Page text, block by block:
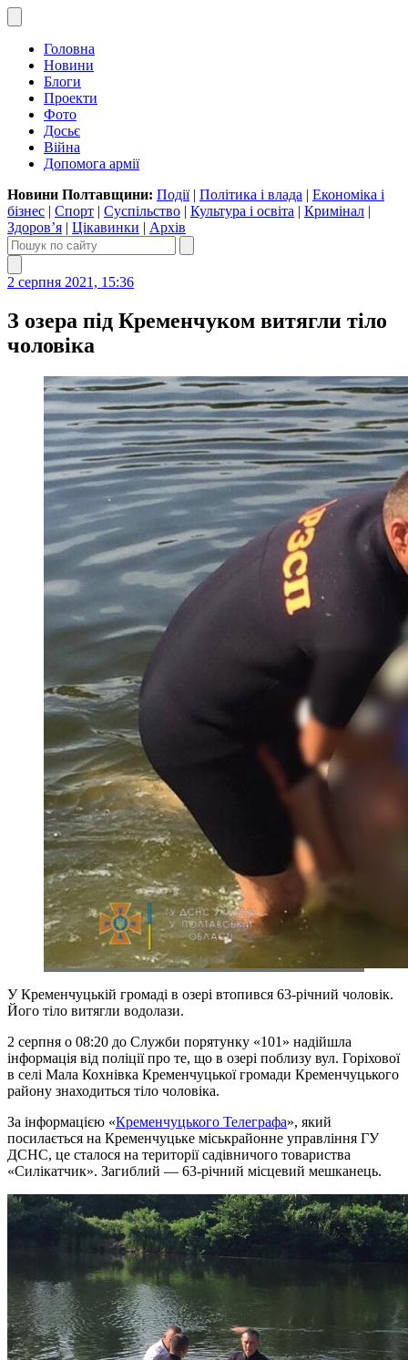
Головна
Новини
Блоги
Проекти
Фото
Досьє
Війна
Допомога армії
Новини Полтавщини: Події| Політика і влада | Економіка і
бізнес | Спорт | Суспільство | Культура і освіта | Кримінал |
Здоров’я | Цікавинки | Архів
2 серпня 2021, 15:36
З озера під Кременчуком витягли тіло
чоловіка
У Кременчуцькій громаді в озері втопився 63-річний чоловік.
Його тіло витягли водолази.
2 серпня о 08:20 до Служби порятунку «101» надійшла
інформація від поліції про те, що в озері поблизу вул. Горіхової
в селі Мала Кохнівка Кременчуцької громади Кременчуцького
району знаходиться тіло чоловіка.
За інформацією «Кременчуцького Телеграфа», який
посилається на Кременчуцьке міськрайонне управління ГУ
ДСНС, це сталося на території садівничого товариства
«Силікатчик». Загиблий — 63-річний місцевий мешканець.